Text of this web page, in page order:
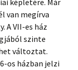
képletére. Már
van megírva
A VII-es ház
szinte
változtat.
os házban jelzi